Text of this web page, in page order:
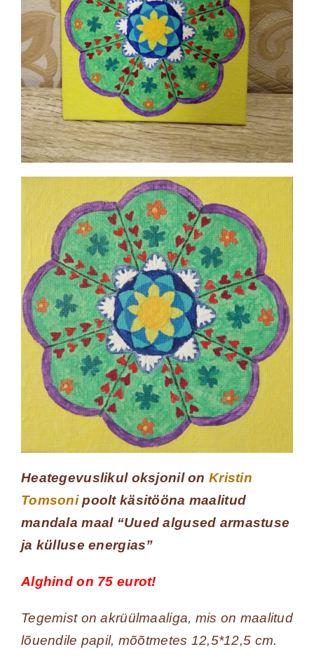
Heategevuslikul oksjonil on Kristin
Tomsonipoolt käsitööna maalitud
mandala maal “Uued algused armastuse
ja külluse energias”
Alghind on 75 eurot!
Tegemist on akrüülmaaliga, mis on maalitud
lõuendile papil, mõõtmetes 12,5*12,5 cm.